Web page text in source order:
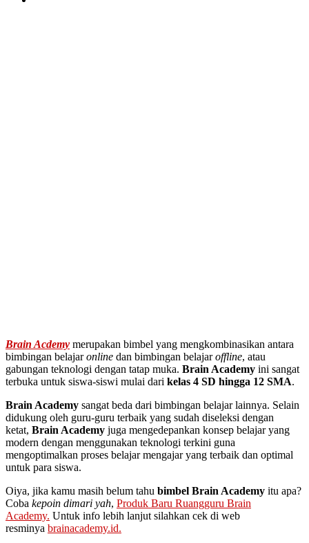
Brain Acdemy merupakan bimbel yang mengkombinasikan antara
bimbingan belajaronline dan bimbingan belajaroffline, atau
gabungan teknologi dengan tatap muka. Brain Academy ini sangat
terbuka untuk siswa-siswi mulai dari kelas 4 SD hingga 12 SMA.
Brain Academy sangat beda dari bimbingan belajar lainnya. Selain
didukung oleh guru-guru terbaik yang sudah diseleksi dengan
ketat, Brain Academy juga mengedepankan konsep belajar yang
modern dengan menggunakan teknologi terkini guna
mengoptimalkan proses belajar mengajar yang terbaik dan optimal
untuk para siswa.
Oiya, jika kamu masih belum tahu bimbel Brain Academy itu apa?
Coba kepoin dimari yah, Produk Baru Ruangguru Brain
Academy. Untuk info lebih lanjut silahkan cek di web
resminya brainacademy.id.